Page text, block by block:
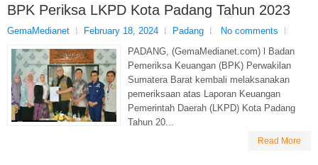
BPK Periksa LKPD Kota Padang Tahun 2023
GemaMedianet February 18, 2024 Padang
No comments
PADANG, (GemaMedianet.com) l Badan
Pemeriksa Keuangan (BPK) Perwakilan
Sumatera Barat kembali melaksanakan
pemeriksaan atas Laporan Keuangan
Pemerintah Daerah (LKPD) Kota Padang
Tahun 20...
Read More